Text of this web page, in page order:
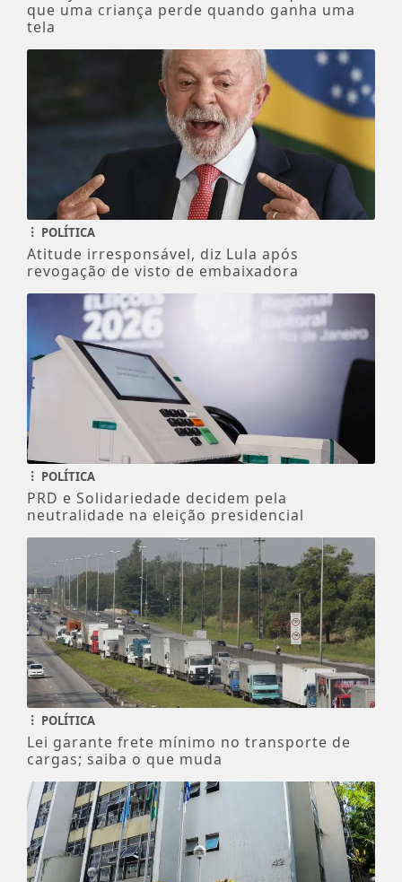
que uma criança perde quando ganha uma
tela
POLÍTICA
Atitude irresponsável, diz Lula após
revogação de visto de embaixadora
POLÍTICA
PRD e Solidariedade decidem pela
neutralidade na eleição presidencial
POLÍTICA
Lei garante frete mínimo no transporte de
cargas; saiba o que muda